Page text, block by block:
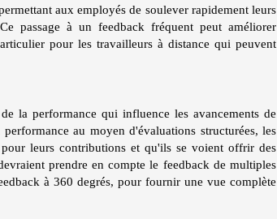
aux employés de soulever rapidement leurs
passage à un feedback fréquent peut améliorer
pour les travailleurs à distance qui peuvent
la performance qui influence les avancements de
au moyen d'évaluations structurées, les
leurs contributions et qu'ils se voient offrir des
prendre en compte le feedback de multiples
à 360 degrés, pour fournir une vue complète